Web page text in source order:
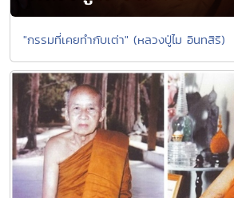
"กรรมที่เคยทำกับเต่า" (หลวงปู่ไม อินทสิริ)